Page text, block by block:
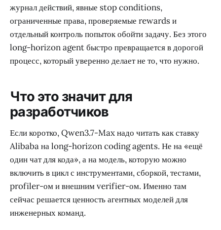
журнал действий, явные stop conditions,
ограниченные права, проверяемые rewards и
отдельный контроль попыток обойти задачу. Без этого
long-horizon agent быстро превращается в дорогой
процесс, который уверенно делает не то, что нужно.
Что это значит для
разработчиков
Если коротко, Qwen3.7-Max надо читать как ставку
Alibaba на long-horizon coding agents. Не на «ещё
один чат для кода», а на модель, которую можно
включить в цикл с инструментами, сборкой, тестами,
profiler-ом и внешним verifier-ом. Именно там
сейчас решается ценность агентных моделей для
инженерных команд.